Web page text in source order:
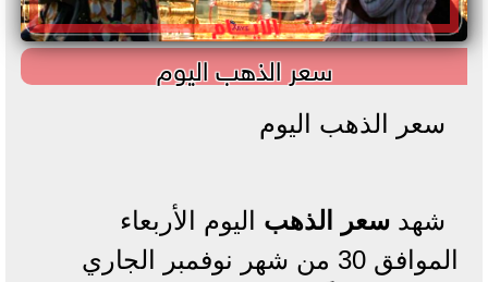
سعر الذهب اليوم
سعر الذهب اليوم
شهد سعر الذهب اليوم الأربعاء
الموافق 30 من شهر نوفمبر الجاري